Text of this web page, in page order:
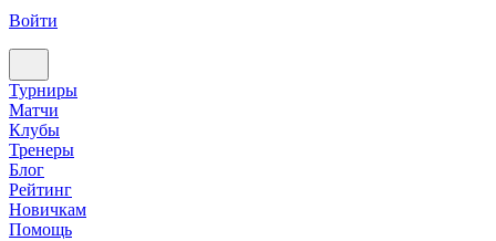
Войти
Турниры
Матчи
Клубы
Тренеры
Блог
Рейтинг
Новичкам
Помощь